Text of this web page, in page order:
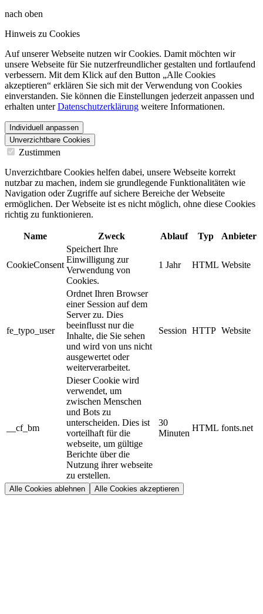
nach oben
Hinweis zu Cookies
Auf unserer Webseite nutzen wir Cookies. Damit möchten wir
unsere Webseite für Sie nutzerfreundlicher gestalten und fortlaufend
verbessern. Mit dem Klick auf den Button „Alle Cookies
akzeptieren“ erklären Sie sich mit der Verwendung von Cookies
einverstanden. Sie können die Einstellungen jederzeit anpassen und
erhalten unterDatenschutzerklärung weitere Informationen.
Individuell anpassen
Unverzichtbare Cookies
Zustimmen
Unverzichtbare Cookies helfen dabei, unsere Webseite korrekt
nutzbar zu machen, indem sie grundlegende Funktionalitäten wie
Navigation oder Zugriffe auf sichere Bereiche der Webseite
ermöglichen. Der Webseite ist es nicht möglich, ohne diese Cookies
richtig zu funktionieren.
Name Zweck Ablauf Typ Anbieter
CookieConsent
Speichert Ihre
Einwilligung zur
Verwendung von
Cookies.
1 Jahr HTML Website
fe_typo_user
Ordnet Ihren Browser
einer Session auf dem
Server zu. Dies
beeinflusst nur die
Inhalte, die Sie sehen
und wird von uns nicht
ausgewertet oder
weiterverarbeitet.
Session HTTP Website
__cf_bm
Dieser Cookie wird
verwendet, um
zwischen Menschen
und Bots zu
unterscheiden. Dies ist
vorteilhaft für die
webseite, um gültige
Berichte über die
Nutzung ihrer webseite
zu erstellen.
30
Minuten
HTML fonts.net
Alle Cookies ablehnen Alle Cookies akzeptieren